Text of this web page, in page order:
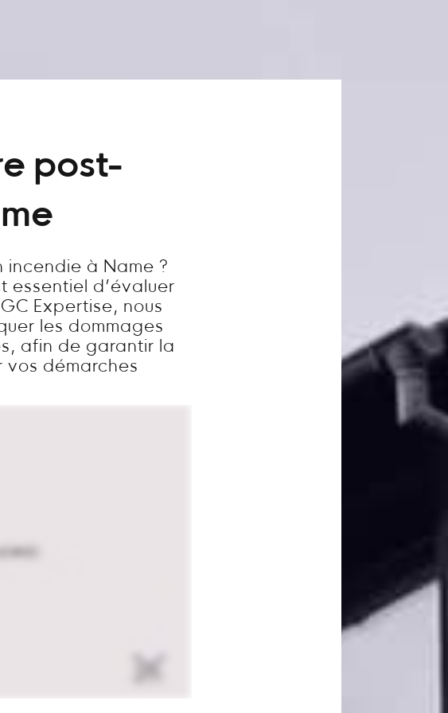
post-
incendie à Name ?
essentiel d’évaluer
Expertise, nous
les dommages
afin de garantir la
vos démarches